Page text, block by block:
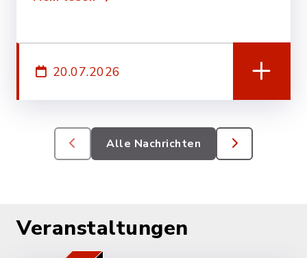
20.07.2026
Alle Nachrichten
Veranstaltungen